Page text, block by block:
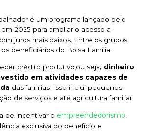
é um programa lançado pelo
2025 para ampliar o acesso a
juros mais baixos. Entre os grupos
beneficiários do Bolsa Família.
crédito produtivo,ou seja, dinheiro
em atividades capazes de
das famílias. Isso inclui pequenos
de serviços e até agricultura familiar.
de incentivar o empreendedorismo
exclusiva do benefício e